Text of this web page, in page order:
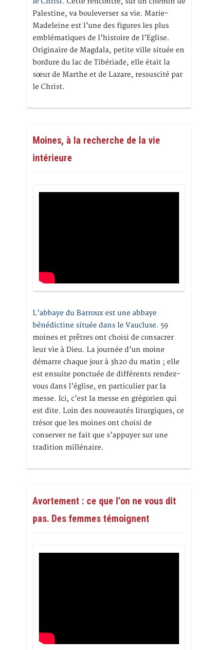
Palestine, va bouleverser sa vie. Marie-
Madeleine est l’une des figures les plus
emblématiques de l’histoire de l’Eglise.
Originaire de Magdala, petite ville située en
bordure du lac de Tibériade, elle était la
sœur de Marthe et de Lazare, ressuscité par
le Christ.
Moines, à la recherche de la vie
intérieure
L’abbaye du Barroux est une abbaye
bénédictine située dans le Vaucluse. 59
moines et prêtres ont choisi de consacrer
leur vie à Dieu. La journée d’un moine
démarre chaque jour à 3h20 du matin ; elle
est ensuite ponctuée de différents rendez-
vous dans l’église, en particulier par la
messe. Ici, c’est la messe en grégorien qui
est dite. Loin des nouveautés liturgiques, ce
trésor que les moines ont choisi de
conserver ne fait que s’appuyer sur une
tradition millénaire.
Avortement : ce que l’on ne vous dit
pas. Des femmes témoignent